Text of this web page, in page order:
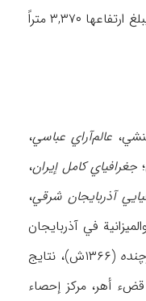
أخری في نهر أرس (کیهان، ن.ص؛ ختمي‌مآب، ۸). وأعلی قمم أرسباران هي قمة نشانکوه الواقعة في الجزء الشرقي من سلسلة الجبال هذه، ویبلغ ارتفاعها ۳,۳۷۰ متراً
عالم‌آراي عباسي،
جغرافیاي کامل إیران،
آذربایجان شرقي،
في آذربایجان
(۱۳۶۶ش)، نتایج
قضء أهر، مرکز إحصاء